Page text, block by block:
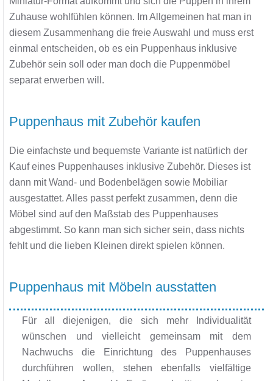
Zuhause wohlfühlen können. Im Allgemeinen hat man in
diesem Zusammenhang die freie Auswahl und muss erst
einmal entscheiden, ob es ein Puppenhaus inklusive
Zubehör sein soll oder man doch die Puppenmöbel
separat erwerben will.
Puppenhaus mit Zubehör kaufen
Die einfachste und bequemste Variante ist natürlich der
Kauf eines Puppenhauses inklusive Zubehör. Dieses ist
dann mit Wand- und Bodenbelägen sowie Mobiliar
ausgestattet. Alles passt perfekt zusammen, denn die
Möbel sind auf den Maßstab des Puppenhauses
abgestimmt. So kann man sich sicher sein, dass nichts
fehlt und die lieben Kleinen direkt spielen können.
Puppenhaus mit Möbeln ausstatten
Für all diejenigen, die sich mehr Individualität
wünschen und vielleicht gemeinsam mit dem
Nachwuchs die Einrichtung des Puppenhauses
durchführen wollen, stehen ebenfalls vielfältige